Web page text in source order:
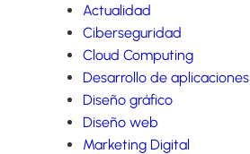
Actualidad
Ciberseguridad
Cloud Computing
Desarrollo de aplicaciones
Diseño gráfico
Diseño web
Marketing Digital